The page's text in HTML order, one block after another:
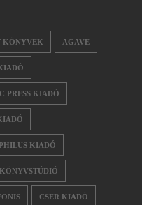
KÖNYVEK AGAVE
PRESS KIADÓ
KIADÓ
CSER KIADÓ